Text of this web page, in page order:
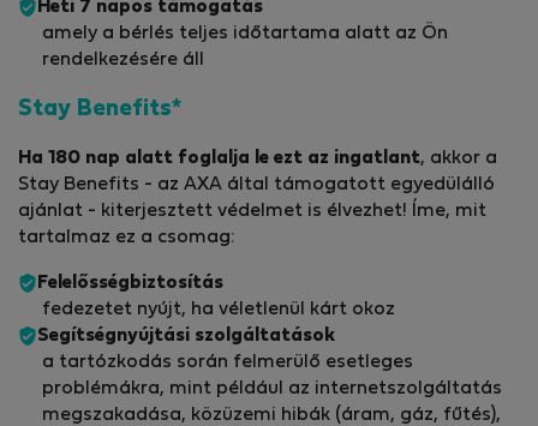
Heti 7 napos támogatás
amely a bérlés teljes időtartama alatt az Ön
rendelkezésére áll
Stay Benefits*
Ha 180 nap alatt foglalja le ezt az ingatlant, akkor a
Stay Benefits - az AXA által támogatott egyedülálló
ajánlat - kiterjesztett védelmet is élvezhet! Íme, mit
tartalmaz ez a csomag:
Felelősségbiztosítás
fedezetet nyújt, ha véletlenül kárt okoz
Segítségnyújtási szolgáltatások
a tartózkodás során felmerülő esetleges
problémákra, mint például az internetszolgáltatás
megszakadása, közüzemi hibák (áram, gáz, fűtés),